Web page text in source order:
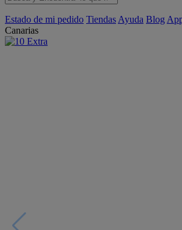
Estado de mi pedido Tiendas Ayuda Blog
Canarias